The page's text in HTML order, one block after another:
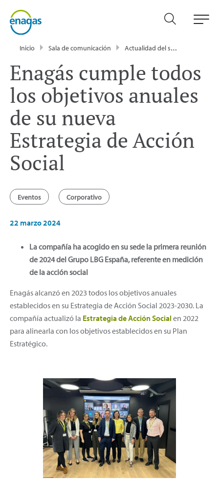
Inicio Sala de comunicación Actualidad del sector energético - Enagás
Enagás cumple todos
los objetivos anuales
de su nueva
Estrategia de Acción
Social
Eventos Corporativo
22 marzo 2024
La compañía ha acogido en su sede la primera reunión
de 2024 del Grupo LBG España, referente en medición
de la acción social
Enagás alcanzó en 2023 todos los objetivos anuales
establecidos en su Estrategia de Acción Social 2023-2030. La
compañía actualizó la Estrategia de Acción Social en 2022
para alinearla con los objetivos establecidos en su Plan
Estratégico.